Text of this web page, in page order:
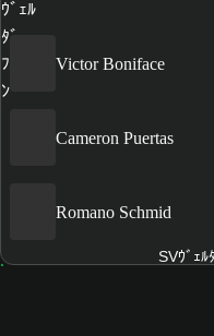
Victor Boniface
Cameron Puertas
Romano Schmid
SVｳﾞｪﾙ